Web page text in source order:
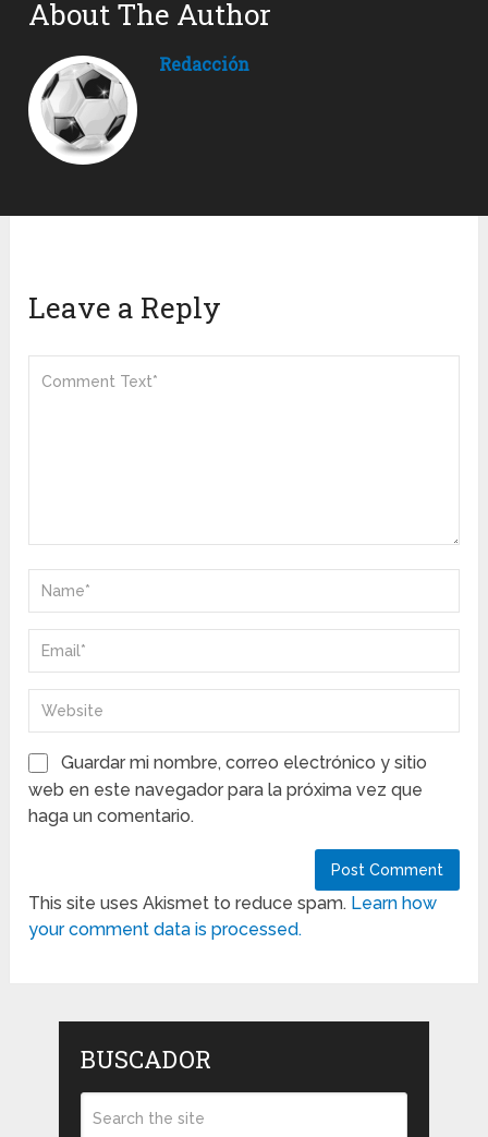
About The Author
Redacción
Leave a Reply
Guardar mi nombre, correo electrónico y sitio
web en este navegador para la próxima vez que
haga un comentario.
This site uses Akismet to reduce spam. Learn how
your comment data is processed.
BUSCADOR